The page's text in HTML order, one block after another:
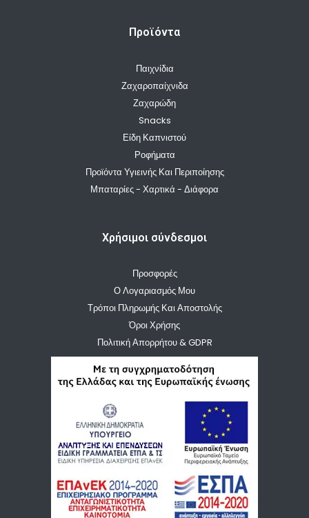
Προϊόντα
Παιχνίδια
Ζαχαροπαίχνιδα
Ζαχαρώδη
Snacks
Είδη Καπνιστού
Ροφήματα
Προϊόντα Υγιεινής Και Περιποίησης
Μπαταρίες - Χαρτικά - Διάφορα
Χρήσιμοι σύνδεσμοι
Προσφορές
Ο Λογαριασμός Μου
Τρόποι Πληρωμής Και Αποστολής
Όροι Χρήσης
Πολιτική Απορρήτου & GDPR